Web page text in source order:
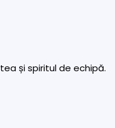
și spiritul de echipă.